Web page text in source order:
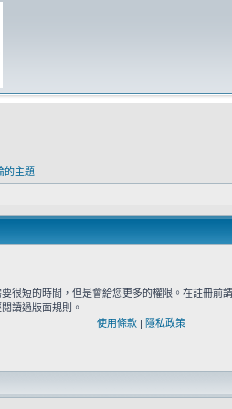
的主題
很短的時間，但是會給您更多的權限。在註冊前
讀過版面規則。
使用條款 | 隱私政策